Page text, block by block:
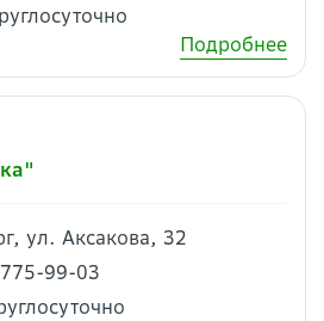
Подробнее
ул. Аксакова, 32
99-03